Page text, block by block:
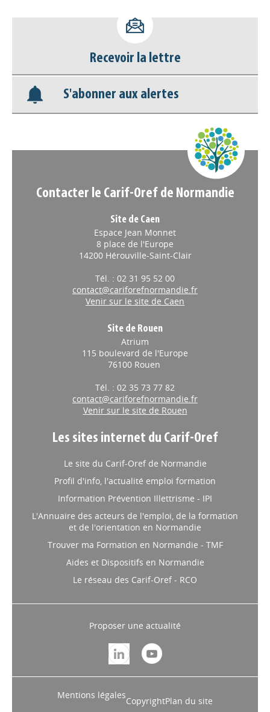
déconnecter)
Base documentaire
Nos veilles Scoop.it
Recevoir la lettre
S'abonner aux alertes
Contacter le Carif-Oref de Normandie
Site de Caen
Espace Jean Monnet
8 place de l'Europe
14200 Hérouville-Saint-Clair
Tél. : 02 31 95 52 00
contact@cariforefnormandie.fr
Venir sur le site de Caen
Site de Rouen
Atrium
115 boulevard de l'Europe
76100 Rouen
Tél. : 02 35 73 77 82
contact@cariforefnormandie.fr
Venir sur le site de Rouen
Les sites internet du Carif-Oref
Le site du Carif-Oref de Normandie
Profil d'info, l'actualité emploi formation
Information Prévention Illettrisme - IPI
L'Annuaire des acteurs de l'emploi, de la formation
et de l'orientation en Normandie
Trouver ma Formation en Normandie - TMF
Aides et Dispositifs en Normandie
Le réseau des Carif-Oref - RCO
Proposer une actualité
Mentions légales
CopyrightPlan du site